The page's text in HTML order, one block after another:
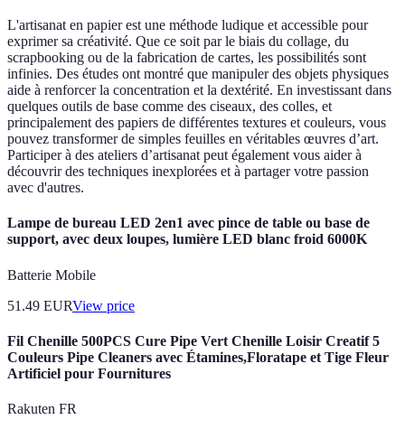
L'artisanat en papier est une méthode ludique et accessible pour
exprimer sa créativité. Que ce soit par le biais du collage, du
scrapbooking ou de la fabrication de cartes, les possibilités sont
infinies. Des études ont montré que manipuler des objets physiques
aide à renforcer la concentration et la dextérité. En investissant dans
quelques outils de base comme des ciseaux, des colles, et
principalement des papiers de différentes textures et couleurs, vous
pouvez transformer de simples feuilles en véritables œuvres d’art.
Participer à des ateliers d’artisanat peut également vous aider à
découvrir des techniques inexplorées et à partager votre passion
avec d'autres.
Lampe de bureau LED 2en1 avec pince de table ou base de
support, avec deux loupes, lumière LED blanc froid 6000K
Batterie Mobile
51.49 EURView price
Fil Chenille 500PCS Cure Pipe Vert Chenille Loisir Creatif 5
Couleurs Pipe Cleaners avec Étamines,Floratape et Tige Fleur
Artificiel pour Fournitures
Rakuten FR